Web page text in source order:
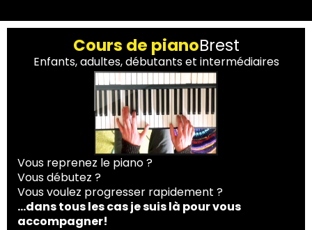
Cours de pianoBrest
Enfants, adultes, débutants et intermédiaires
Vous reprenez le piano ?
Vous débutez ?
Vous voulez progresser rapidement ?
...dans tous les cas je suis là pour vous
accompagner!